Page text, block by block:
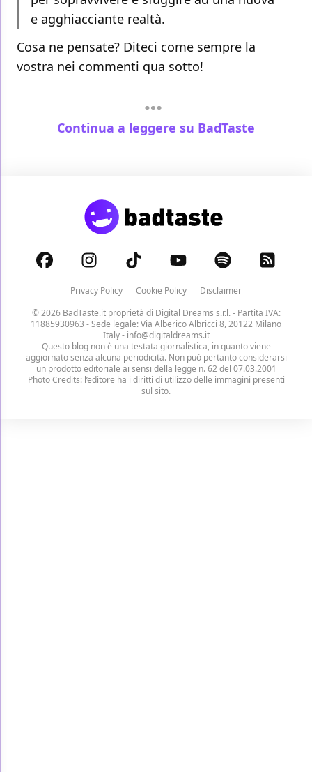
e agghiacciante realtà.
Cosa ne pensate? Diteci come sempre la
vostra nei commenti qua sotto!
Continua a leggere su BadTaste
Privacy Policy Cookie Policy
Disclaimer
© 2026 BadTaste.it proprietà di Digital Dreams s.r.l.- Partita IVA:
11885930963 - Sede legale: Via Alberico Albricci 8, 20122 Milano
Italy - info@digitaldreams.it
Questo blog non è una testata giornalistica, in quanto viene
aggiornato senza alcuna periodicità. Non può pertanto considerarsi
un prodotto editoriale ai sensi della legge n. 62 del 07.03.2001
Photo Credits: l’editore ha i diritti di utilizzo delle immagini presenti
sul sito.